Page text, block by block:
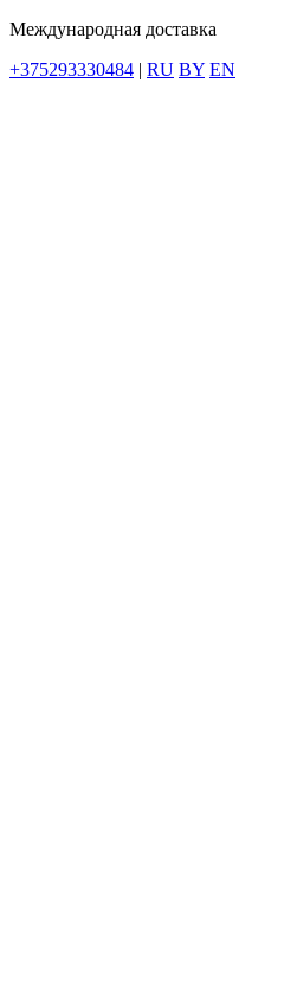
Международная доставка
+375293330484 | RU BY EN